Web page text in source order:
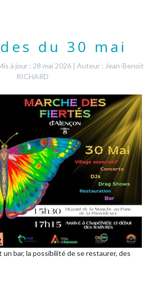
du 30 mai
à jour : 28 mai 2026| Auteur : Jean-Benoit
RICHARD
bar, la possibilité de se restaurer, des